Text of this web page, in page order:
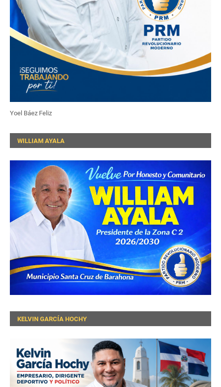
Yoel Báez Feliz
WILLIAM AYALA
KELVIN GARCÍA HOCHY